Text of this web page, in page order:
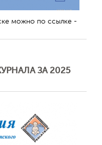
можно по ссылке -
ЗА 2025